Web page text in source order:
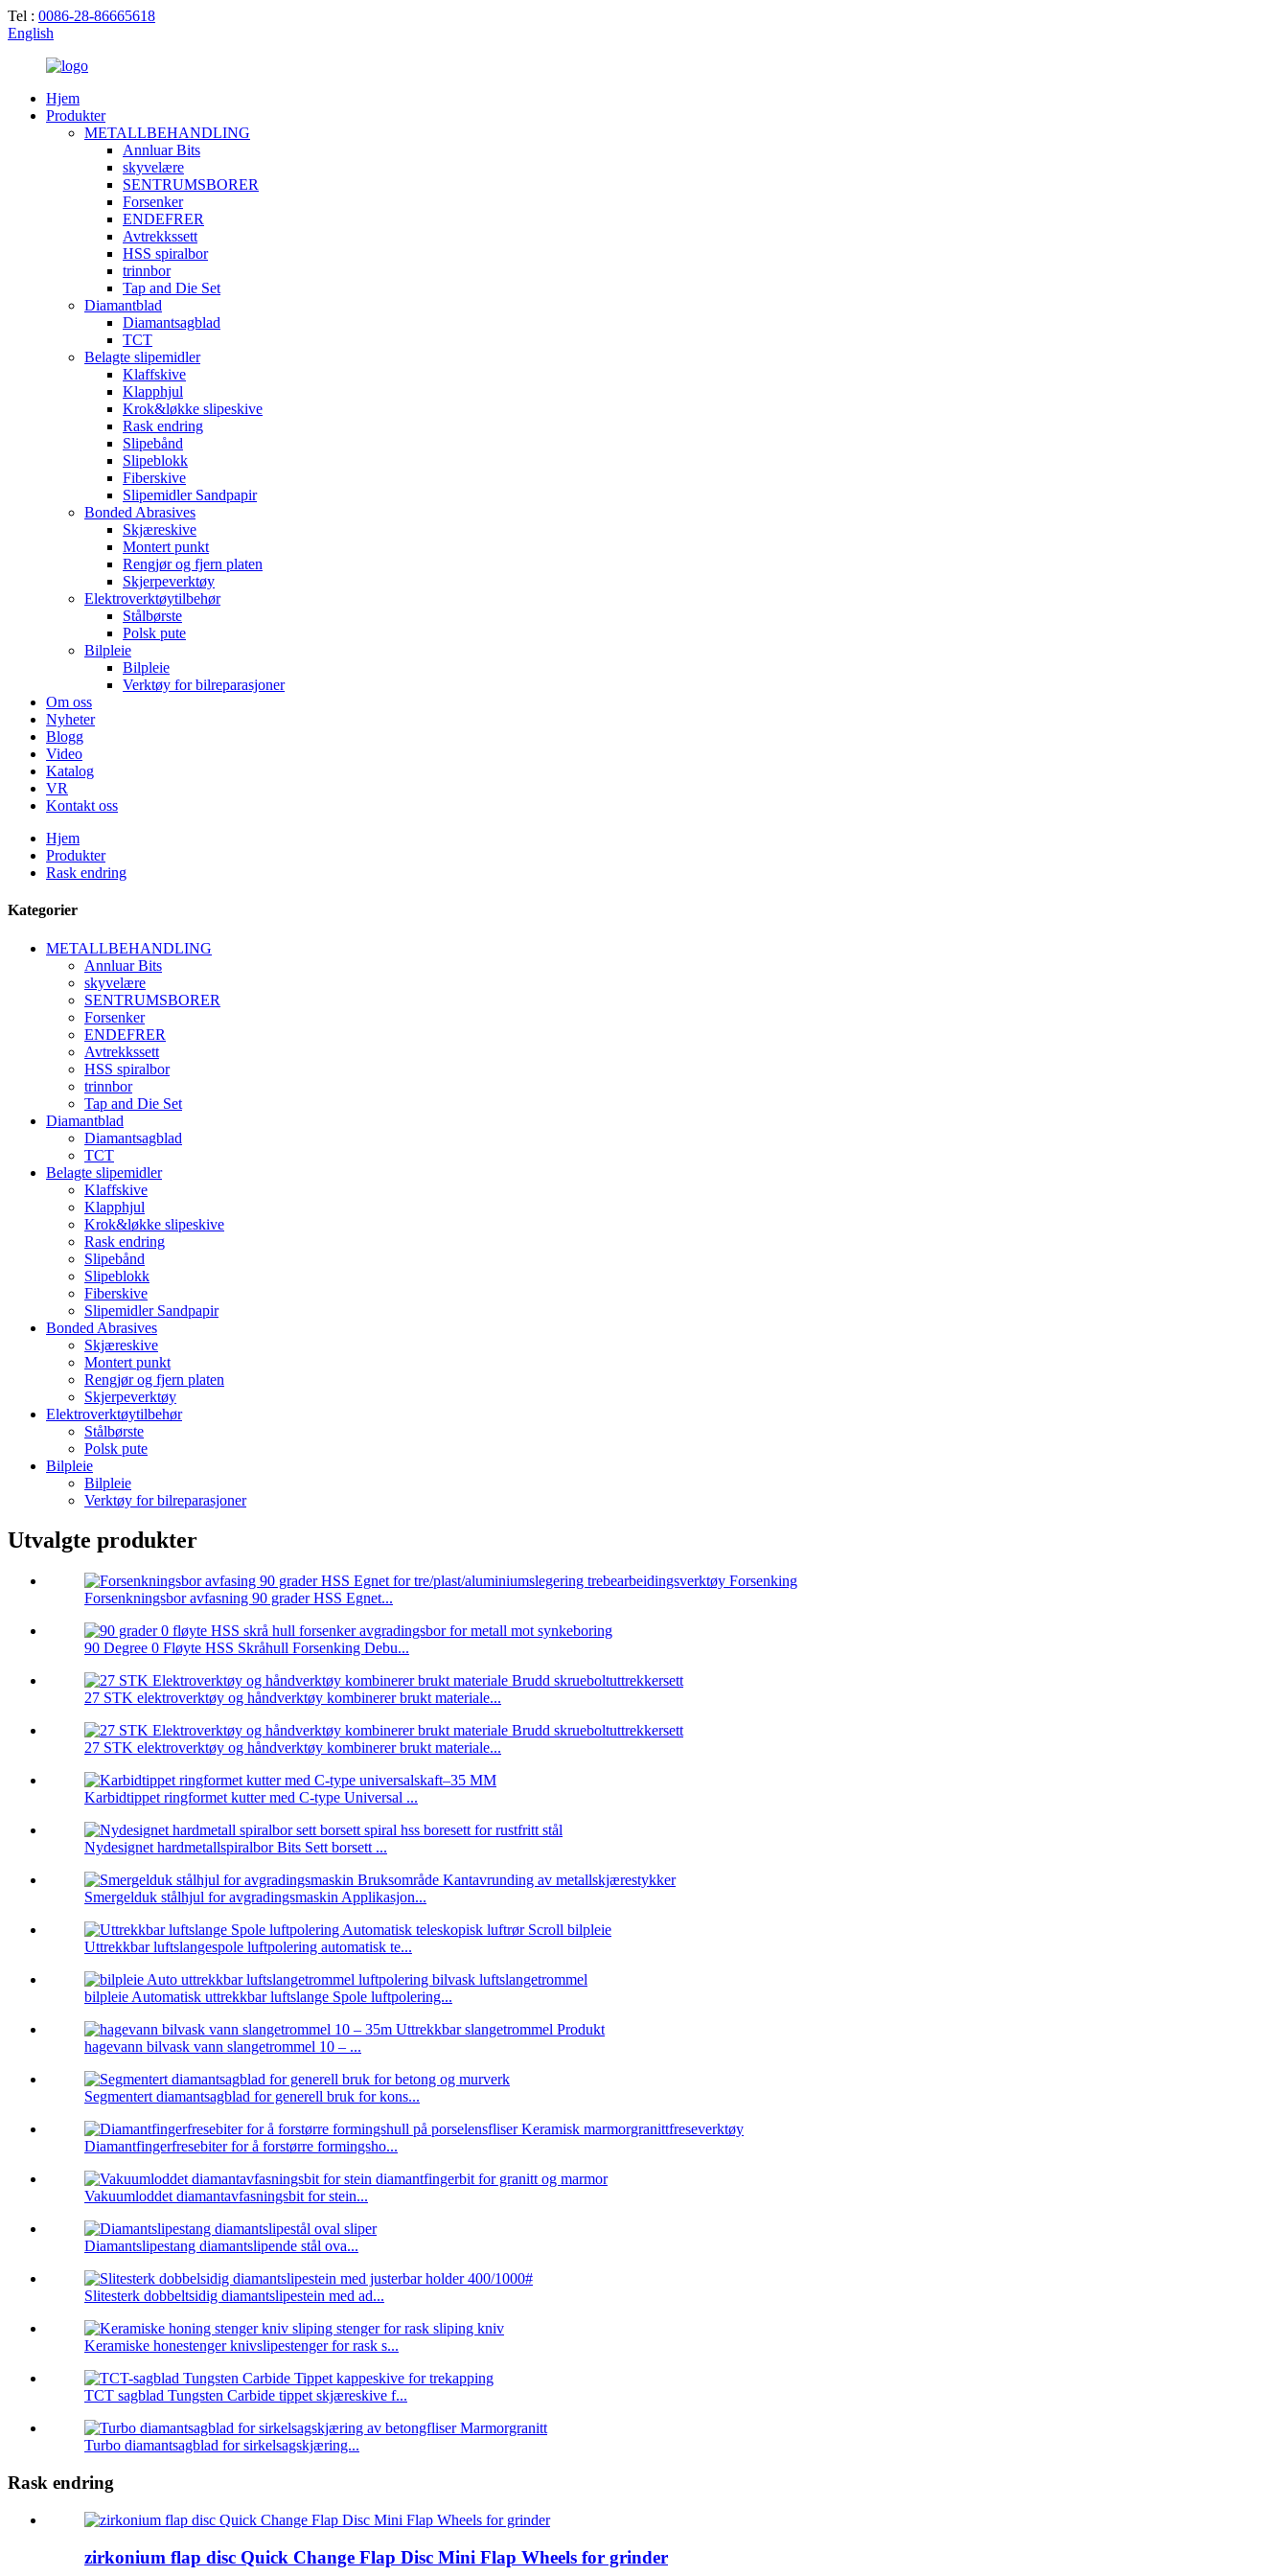
Tel : 0086-28-86665618
English
Hjem
Produkter
METALLBEHANDLING
Annluar Bits
skyvelære
SENTRUMSBORER
Forsenker
ENDEFRER
Avtrekkssett
HSS spiralbor
trinnbor
Tap and Die Set
Diamantblad
Diamantsagblad
TCT
Belagte slipemidler
Klaffskive
Klapphjul
Krok&løkke slipeskive
Rask endring
Slipebånd
Slipeblokk
Fiberskive
Slipemidler Sandpapir
Bonded Abrasives
Skjæreskive
Montert punkt
Rengjør og fjern platen
Skjerpeverktøy
Elektroverktøytilbehør
Stålbørste
Polsk pute
Bilpleie
Bilpleie
Verktøy for bilreparasjoner
Om oss
Nyheter
Blogg
Video
Katalog
VR
Kontakt oss
Hjem
Produkter
Rask endring
Kategorier
METALLBEHANDLING
Annluar Bits
skyvelære
SENTRUMSBORER
Forsenker
ENDEFRER
Avtrekkssett
HSS spiralbor
trinnbor
Tap and Die Set
Diamantblad
Diamantsagblad
TCT
Belagte slipemidler
Klaffskive
Klapphjul
Krok&løkke slipeskive
Rask endring
Slipebånd
Slipeblokk
Fiberskive
Slipemidler Sandpapir
Bonded Abrasives
Skjæreskive
Montert punkt
Rengjør og fjern platen
Skjerpeverktøy
Elektroverktøytilbehør
Stålbørste
Polsk pute
Bilpleie
Bilpleie
Verktøy for bilreparasjoner
Utvalgte produkter
Forsenkningsbor avfasning 90 grader HSS Egnet...
90 Degree 0 Fløyte HSS Skråhull Forsenking Debu...
27 STK elektroverktøy og håndverktøy kombinerer brukt materiale...
27 STK elektroverktøy og håndverktøy kombinerer brukt materiale...
Karbidtippet ringformet kutter med C-type Universal ...
Nydesignet hardmetallspiralbor Bits Sett borsett ...
Smergelduk stålhjul for avgradingsmaskin Applikasjon...
Uttrekkbar luftslangespole luftpolering automatisk te...
bilpleie Automatisk uttrekkbar luftslange Spole luftpolering...
hagevann bilvask vann slangetrommel 10 – ...
Segmentert diamantsagblad for generell bruk for kons...
Diamantfingerfresebiter for å forstørre formingsho...
Vakuumloddet diamantavfasningsbit for stein...
Diamantslipestang diamantslipende stål ova...
Slitesterk dobbeltsidig diamantslipestein med ad...
Keramiske honestenger knivslipestenger for rask s...
TCT sagblad Tungsten Carbide tippet skjæreskive f...
Turbo diamantsagblad for sirkelsagskjæring...
Rask endring
zirkonium flap disc Quick Change Flap Disc Mini Flap Wheels for grinder